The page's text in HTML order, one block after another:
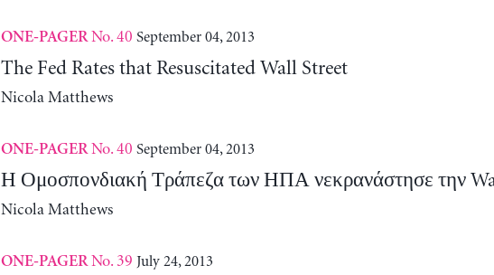
ONE-PAGERNo. 40 September 04, 2013
The Fed Rates that Resuscitated Wall Street
Nicola Matthews
ONE-PAGERNo. 40 September 04, 2013
Η Ομοσπονδιακή Τράπεζα των ΗΠΑ νεκρανάστησε την
Nicola Matthews
ONE-PAGERNo. 39 July 24, 2013